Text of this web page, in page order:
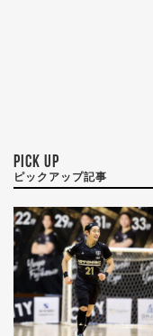
PICK UP
ピックアップ記事